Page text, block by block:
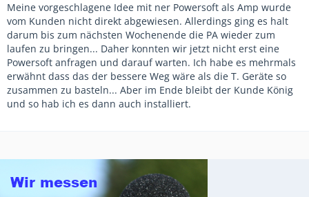
Meine vorgeschlagene Idee mit ner Powersoft als Amp wurde
vom Kunden nicht direkt abgewiesen. Allerdings ging es halt
darum bis zum nächsten Wochenende die PA wieder zum
laufen zu bringen... Daher konnten wir jetzt nicht erst eine
Powersoft anfragen und darauf warten. Ich habe es mehrmals
erwähnt dass das der bessere Weg wäre als die T. Geräte so
zusammen zu basteln... Aber im Ende bleibt der Kunde König
und so hab ich es dann auch installiert.